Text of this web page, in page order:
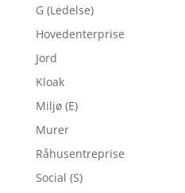
G (Ledelse)
Hovedenterprise
Jord
Kloak
Miljø (E)
Murer
Råhusentreprise
Social (S)